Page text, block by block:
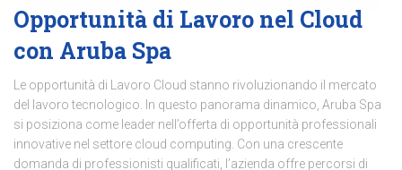
Opportunità di Lavoro nel Cloud
con Aruba Spa
Le opportunità di Lavoro Cloud stanno rivoluzionando il mercato
del lavoro tecnologico. In questo panorama dinamico, Aruba Spa
si posiziona come leader nell’offerta di opportunità professionali
innovative nel settore cloud computing. Con una crescente
domanda di professionisti qualificati, l’azienda offre percorsi di